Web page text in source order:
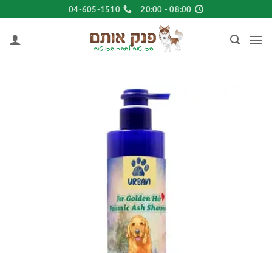
to
content
08:00 - 20:00
04-605-1510